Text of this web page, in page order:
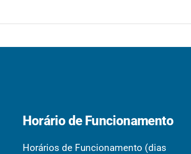
Horário de Funcionamento
Horários de Funcionamento (dias